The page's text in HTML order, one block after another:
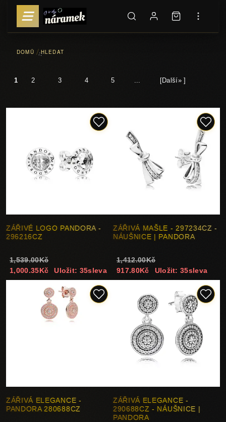
DOMŮ ::HLEDAT
1 2 3 4 5 [Další» ]
ZÁŘIVÉ LOGO PANDORA -
296216CZ
1,539.00Kč
1,000.35Kč
Uložit: 35sleva
ZÁŘIVÁ MAŠLE - 297234CZ -
NÁUŠNICE | PANDORA
1,412.00Kč
917.80Kč
Uložit: 35sleva
ZÁŘIVÁ ELEGANCE -
PANDORA 280688CZ
ZÁŘIVÁ ELEGANCE -
290688CZ - NÁUŠNICE |
PANDORA